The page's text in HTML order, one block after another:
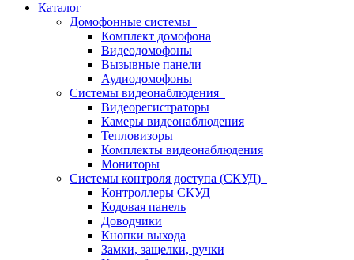
Каталог
Домофонные системы
Комплект домофона
Видеодомофоны
Вызывные панели
Аудиодомофоны
Системы видеонаблюдения
Видеорегистраторы
Камеры видеонаблюдения
Тепловизоры
Комплекты видеонаблюдения
Мониторы
Системы контроля доступа (СКУД)
Контроллеры СКУД
Кодовая панель
Доводчики
Кнопки выхода
Замки, защелки, ручки